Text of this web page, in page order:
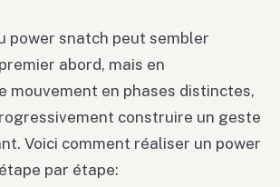
power snatch peut sembler
abord, mais en
mouvement en phases distinctes,
construire un geste
Voici comment réaliser un power
par étape: